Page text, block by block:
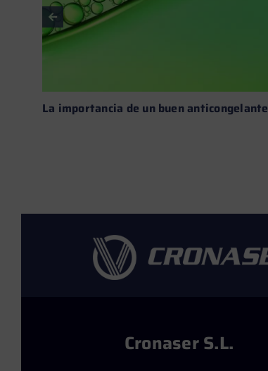
La importancia de un buen anticongelante
Cronaser S.L.